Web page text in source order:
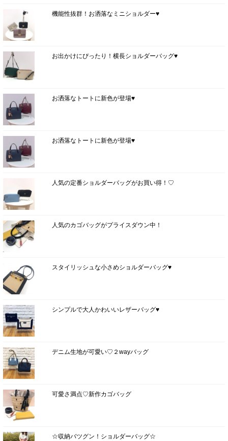
機能性抜群！お洒落なミニショルダー♥
お出かけにぴったり！横長ショルダーバッグ♥
お洒落なトートに新色が登場♥
お洒落なトートに新色が登場♥
人気の定番ショルダーバッグがお買い得！♡
人気のカゴバッグがプライスダウン中！
スタイリッシュな小さめショルダーバッグ♥
シンプルで大人かわいいレザーバッグ♥
デニム生地が可愛い♡２wayバッグ
可愛さ満点♡新作カゴバッグ
☆収納バツグン！ショルダーバッグ☆